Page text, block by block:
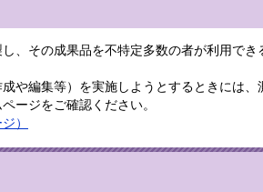
、その成果品を不特定多数の者が利用で
や編集等）を実施しようとするときには
ージをご確認ください。
）